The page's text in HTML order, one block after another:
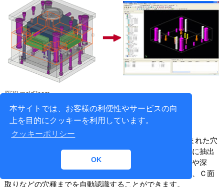
本サイトでは、お客様の利便性やサービスの向
上を目的にクッキーを利用しています。
クッキーポリシー
OK
図30 mold2cam
（上図をクリックすると拡大図が表示されます）
【穴フィーチャの自動認識機能】
IGESや各種ダイレクトトランスレータを経由して取込まれた穴
属性の無いソリッドモデルでも、穴フィーチャを自動的に抽出
して加工工程を作成することができます。穴の寸法（径や深
さ）だけでなく、貫通穴（止め穴）、テーパ穴、キリ穴、Ｃ面
取りなどの穴種までを自動認識することができます。